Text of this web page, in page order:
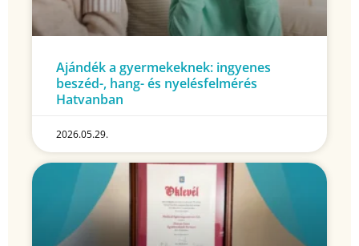
Ajándék a gyermekeknek: ingyenes
beszéd-, hang- és nyelésfelmérés
Hatvanban
2026.05.29.